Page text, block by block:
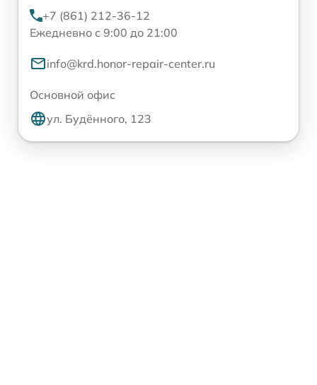
+7 (861) 212-36-12
Ежедневно с 9:00 до 21:00
info@krd.honor-repair-center.ru
Основной офис
ул. Будённого, 123